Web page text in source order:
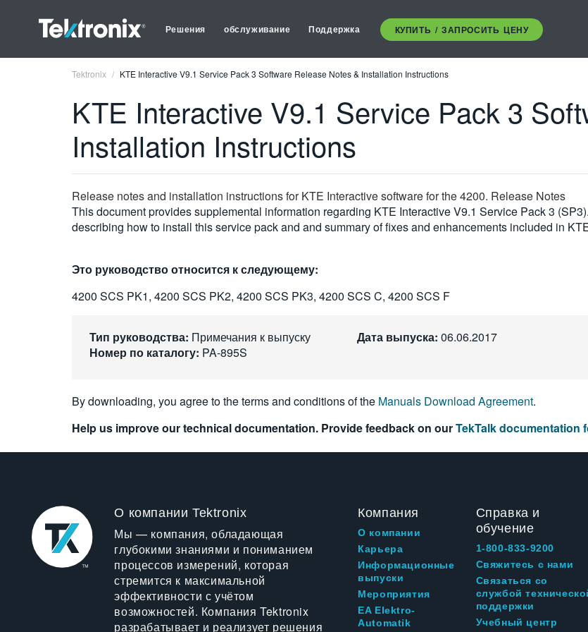
Решения обслуживание Поддержка КУПИТЬ / ЗАПРОСИТЬ ЦЕНУ
Tektronix KTE Interactive V9.1 Service Pack 3 Software Release Notes & Installation Instructions
KTE Interactive V9.1 Service Pack 3
Installation Instructions
Release notes and installation instructions for KTE Interactive software for the 4200. Release Notes
This document provides supplemental information regarding KTE Interactive V9.1 Service Pack 3
describing how to install this service pack and and summary of fixes and enhancements included in
Это руководство относится к следующему:
4200 SCS PK1, 4200 SCS PK2, 4200 SCS PK3, 4200 SCS C, 4200 SCS F
Тип руководства: Примечания к выпуску
Номер по каталогу: PA-895S
Дата выпуска: 06.06.2017
By downloading, you agree to the terms and conditions of the Manuals Download Agreement.
Help us improve our technical documentation. Provide feedback on ourTekTalk documentation
О компании Tektronix
Мы — компания, обладающая
глубокими знаниями и пониманием
процессов измерений, которая
стремится к максимальной
эффективности с учётом
возможностей. Компания Tektronix
разрабатывает и реализует решения
Компания
О компании
Карьера
Информационные
выпуски
Мероприятия
EA Elektro-
Automatik
Справка и
обучение
1-800-833-9200
Свяжитесь с нами
Связаться со
службой
поддержки
Учебный центр